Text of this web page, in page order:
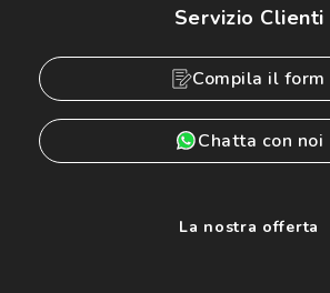
Servizio Clienti
Compila il form
Chatta con noi
La nostra offerta